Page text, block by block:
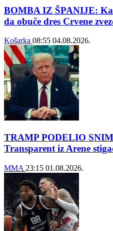
BOMBA IZ ŠPANIJE:
da obuče dres Crvene
Košarka 08:55 04.08.2026.
TRAMP PODELIO
Transparent iz Arene
MMA 23:15 01.08.2026.